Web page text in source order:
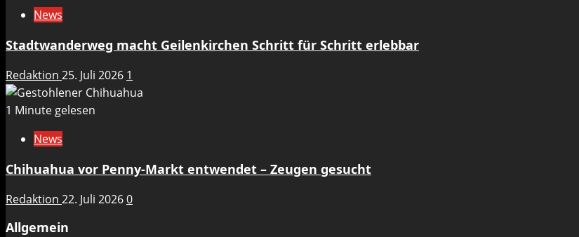
News
Stadtwanderweg macht Geilenkirchen Schritt für Schritt erlebbar
Redaktion 25. Juli 2026 1
1 Minute gelesen
News
Chihuahua vor Penny-Markt entwendet – Zeugen gesucht
Redaktion 22. Juli 20260
Allgemein